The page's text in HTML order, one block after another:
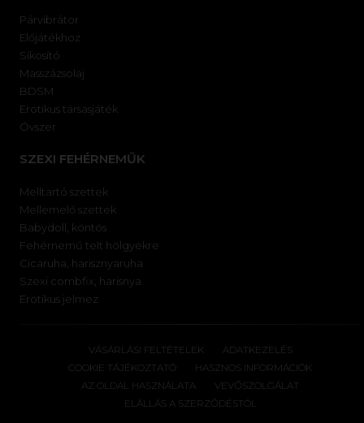
Párvibrátor
Előjátékhoz
Síkosító
Masszázsolaj
BDSM
Erotikus társasjáték
Óvszer
SZEXI FEHÉRNEMŰK
Melltartó szettek
Mellemelő szettek
Babydoll, köntös
Fehérnemű telt hölgyekre
Cicaruha, harisznyaruha
Szexi combfix, harisnya
Erotikus jelmez
VÁSÁRLÁSI FELTÉTELEK
ADATKEZELÉS
COOKIE TÁJÉKOZTATÓ
HASZNOS INFORMÁCIÓK
AZ OLDAL HASZNÁLATA
VEVŐSZOLGÁLAT
ELÁLLÁS A SZERZŐDÉSTÓL